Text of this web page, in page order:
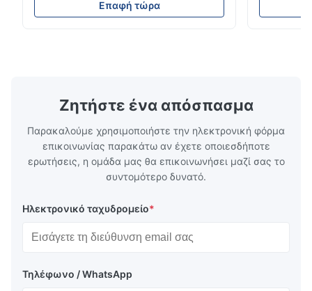
Dec 10.2025
της πλάκας ροήςΗ τεχνολογία Xinhaisen
ειδικεύεται στην κατασκευή υψηλής
Επαφή τώρα
πλήρους
Ζητήστε ένα απόσπασμα
Παρακαλούμε χρησιμοποιήστε την ηλεκτρονική φόρμα
επικοινωνίας παρακάτω αν έχετε οποιεσδήποτε
ερωτήσεις, η ομάδα μας θα επικοινωνήσει μαζί σας το
συντομότερο δυνατό.
Ηλεκτρονικό ταχυδρομείο*
Τηλέφωνο / WhatsApp